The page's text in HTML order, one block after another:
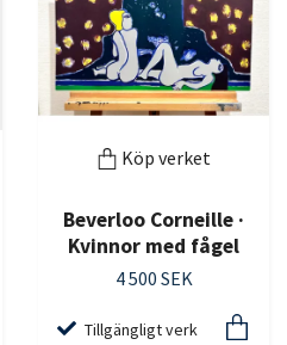
Köp verket
Beverloo Corneille ·
Kvinnor med fågel
4 500 SEK
Tillgängligt verk